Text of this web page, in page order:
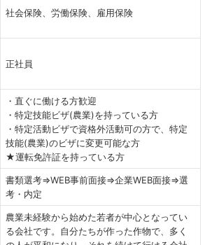
社会保険、労働保険、雇用保険
正社員
・直ぐに働ける方歓迎
・特定技能ビザ(農業)を持っている方
・特定活動ビザで資格外活動可の方で、特定
技能(農業)のビザに変更可能な方
★運転免許証を持っている方
書類選考⇒WEB事前面接⇒企業WEB面接⇒選
考・内定
農業未経験から始めた若者が中心となってい
る会社です。自分たちが作った作物で、多く